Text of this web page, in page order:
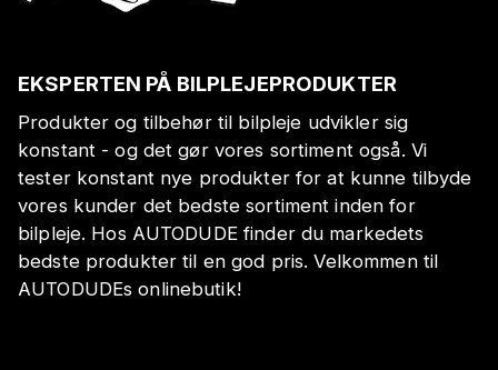
EKSPERTEN PÅ BILPLEJEPRODUKTER
Produkter og tilbehør til bilpleje udvikler sig
konstant - og det gør vores sortiment også. Vi
tester konstant nye produkter for at kunne tilbyde
vores kunder det bedste sortiment inden for
bilpleje. Hos AUTODUDE finder du markedets
bedste produkter til en god pris. Velkommen til
AUTODUDEs onlinebutik!